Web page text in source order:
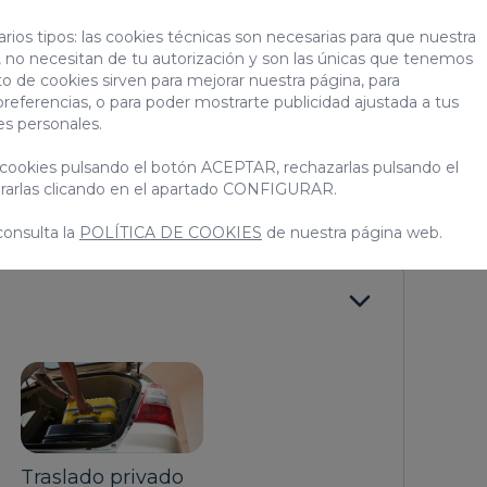
Niños
planchar
Exprimidor
Microondas
Traslado privado
tipos: las cookies técnicas son necesarias para que nuestra
necesitan de tu autorización y son las únicas que tenemos
de cookies sirven para mejorar nuestra página, para
o para poder mostrarte publicidad ajustada a tus
personales.
pulsando el botón ACEPTAR, rechazarlas pulsando el
clicando en el apartado CONFIGURAR.
la POLÍTICA DE COOKIES de nuestra página web.